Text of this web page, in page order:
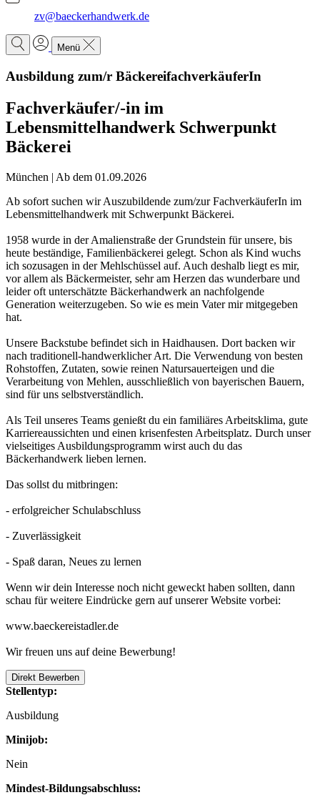
zv@baeckerhandwerk.de
Menü
Ausbildung zum/r BäckereifachverkäuferIn
Fachverkäufer/-in im
Lebensmittelhandwerk Schwerpunkt
Bäckerei
München | Ab dem 01.09.2026
Ab sofort suchen wir Auszubildende zum/zur FachverkäuferIn im
Lebensmittelhandwerk mit Schwerpunkt Bäckerei.
1958 wurde in der Amalienstraße der Grundstein für unsere, bis
heute beständige, Familienbäckerei gelegt. Schon als Kind wuchs
ich sozusagen in der Mehlschüssel auf. Auch deshalb liegt es mir,
vor allem als Bäckermeister, sehr am Herzen das wunderbare und
leider oft unterschätzte Bäckerhandwerk an nachfolgende
Generation weiterzugeben. So wie es mein Vater mir mitgegeben
hat.
Unsere Backstube befindet sich in Haidhausen. Dort backen wir
nach traditionell-handwerklicher Art. Die Verwendung von besten
Rohstoffen, Zutaten, sowie reinen Natursauerteigen und die
Verarbeitung von Mehlen, ausschließlich von bayerischen Bauern,
sind für uns selbstverständlich.
Als Teil unseres Teams genießt du ein familiäres Arbeitsklima, gute
Karriereaussichten und einen krisenfesten Arbeitsplatz. Durch unser
vielseitiges Ausbildungsprogramm wirst auch du das
Bäckerhandwerk lieben lernen.
Das sollst du mitbringen:
- erfolgreicher Schulabschluss
- Zuverlässigkeit
- Spaß daran, Neues zu lernen
Wenn wir dein Interesse noch nicht geweckt haben sollten, dann
schau für weitere Eindrücke gern auf unserer Website vorbei:
www.baeckereistadler.de
Wir freuen uns auf deine Bewerbung!
Direkt Bewerben
Stellentyp:
Ausbildung
Minijob:
Nein
Mindest-Bildungsabschluss: